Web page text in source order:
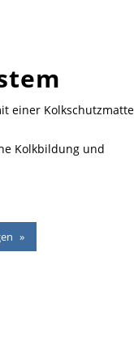
einer
Kolkbildung und